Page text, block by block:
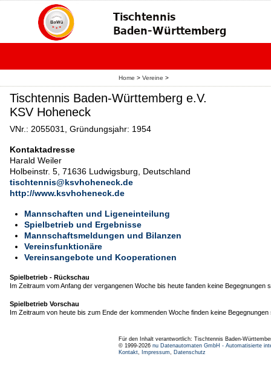
Home > Vereine >
Tischtennis Baden-Württemberg e.V.
KSV Hoheneck
VNr.: 2055031, Gründungsjahr: 1954
Kontaktadresse
Harald Weiler
Holbeinstr. 5, 71636 Ludwigsburg, Deutschland
tischtennis@ksvhoheneck.de
http://www.ksvhoheneck.de
Mannschaften und Ligeneinteilung
Spielbetrieb und Ergebnisse
Mannschaftsmeldungen und Bilanzen
Vereinsfunktionäre
Vereinsangebote und Kooperationen
Spielbetrieb - Rückschau
Im Zeitraum vom Anfang der vergangenen Woche bis heute fanden keine Begegnungen
Spielbetrieb Vorschau
Im Zeitraum von heute bis zum Ende der kommenden Woche finden keine Begegnungen
Für den Inhalt verantwortlich: Tischtennis Baden-
© 1999-2026 nu Datenautomaten GmbH - Automatisierte
Kontakt, Impressum, Datenschutz